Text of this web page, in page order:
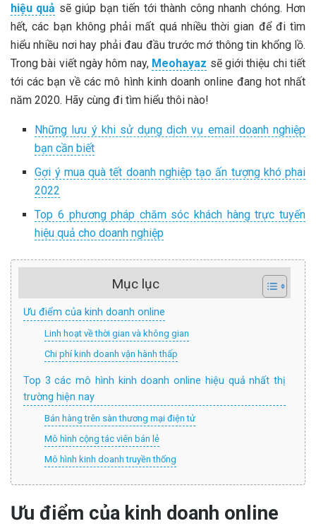
hiệu quả sẽ giúp bạn tiến tới thành công nhanh chóng. Hơn
hết, các bạn không phải mất quá nhiều thời gian để đi tìm
hiểu nhiều nơi hay phải đau đầu trước mớ thông tin khổng lồ.
Trong bài viết ngày hôm nay, Meohayaz sẽ giới thiệu chi tiết
tới các bạn về các mô hình kinh doanh online đang hot nhất
năm 2020. Hãy cùng đi tìm hiểu thôi nào!
Những lưu ý khi sử dụng dịch vụ email doanh nghiệp
bạn cần biết
Gợi ý mua quà tết doanh nghiệp tạo ấn tượng khó phai
2022
Top 6 phương pháp chăm sóc khách hàng trực tuyến
hiệu quả cho doanh nghiệp
Mục lục
Ưu điểm của kinh doanh online
Linh hoạt về thời gian và không gian
Chi phí kinh doanh vận hành thấp
Top 3 các mô hình kinh doanh online hiệu quả nhất thị
trường hiện nay
Bán hàng trên sàn thương mại điện tử
Mô hình cộng tác viên bán lẻ
Mô hình kinh doanh truyền thống
Ưu điểm của kinh doanh online